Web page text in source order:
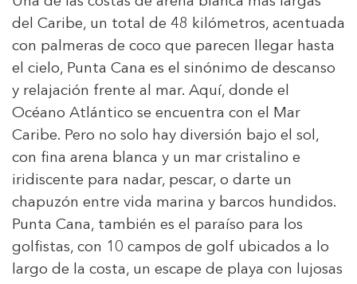
del Caribe, un total de 48 kilómetros, acentuada
con palmeras de coco que parecen llegar hasta
el cielo, Punta Cana es el sinónimo de descanso
y relajación frente al mar. Aquí, donde el
Océano Atlántico se encuentra con el Mar
Caribe. Pero no solo hay diversión bajo el sol,
con fina arena blanca y un mar cristalino e
iridiscente para nadar, pescar, o darte un
chapuzón entre vida marina y barcos hundidos.
Punta Cana, también es el paraíso para los
golfistas, con 10 campos de golf ubicados a lo
largo de la costa, un escape de playa con lujosas